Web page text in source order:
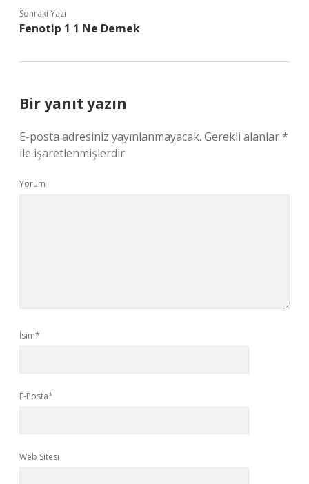
Sonraki Yazı
Fenotip 1 1 Ne Demek
Bir yanıt yazın
E-posta adresiniz yayınlanmayacak. Gerekli alanlar*
ile işaretlenmişlerdir
Yorum
İsim*
E-Posta*
Web Sitesi